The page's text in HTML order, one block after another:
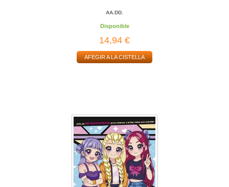
AA.DD.
Disponible
14,94 €
AFEGIR A LA CISTELLA